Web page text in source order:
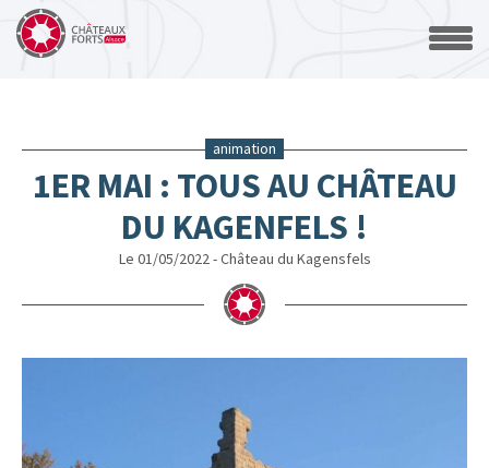
animation
1ER MAI : TOUS AU CHÂTEAU
DU KAGENFELS !
Le 01/05/2022 - Château du Kagensfels